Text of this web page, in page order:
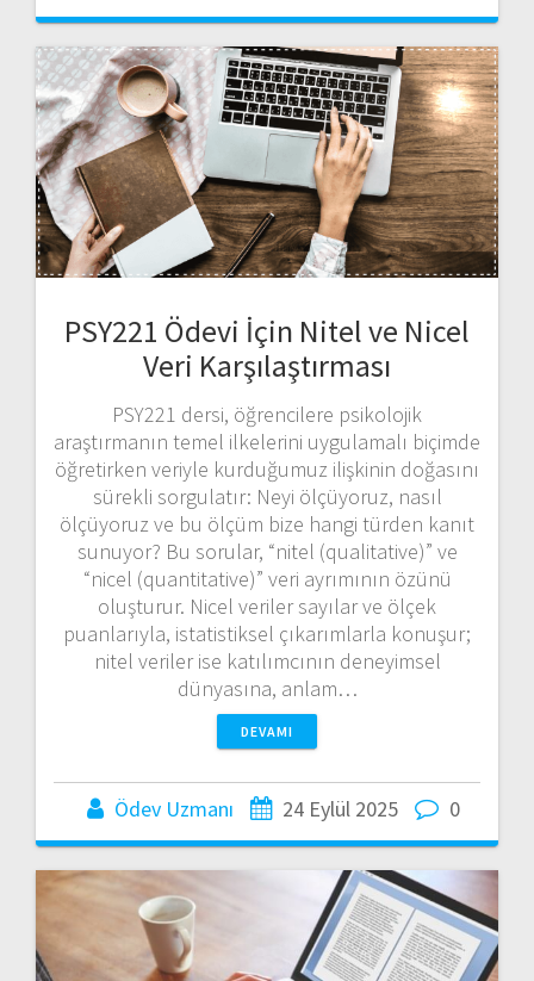
PSY221 Ödevi İçin Nitel ve Nicel
Veri Karşılaştırması
PSY221 dersi, öğrencilere psikolojik
araştırmanın temel ilkelerini uygulamalı biçimde
öğretirken veriyle kurduğumuz ilişkinin doğasını
sürekli sorgulatır: Neyi ölçüyoruz, nasıl
ölçüyoruz ve bu ölçüm bize hangi türden kanıt
sunuyor? Bu sorular, “nitel (qualitative)” ve
“nicel (quantitative)” veri ayrımının özünü
oluşturur. Nicel veriler sayılar ve ölçek
puanlarıyla, istatistiksel çıkarımlarla konuşur;
nitel veriler ise katılımcının deneyimsel
dünyasına, anlam…
DEVAMI
Ödev Uzmanı 24 Eylül 2025 0